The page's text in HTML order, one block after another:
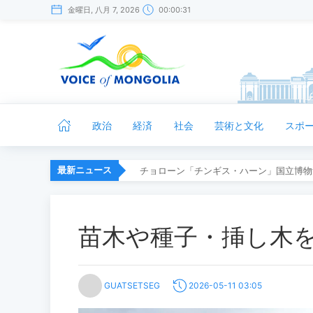
金曜日, 八月 7, 2026 00:00:31
政治 経済 社会 芸術と文化 スポ
最新ニュース チョローン「チンギス・ハーン」国立博
苗木や種子・挿し木
GUATSETSEG 2026-05-11 03:05